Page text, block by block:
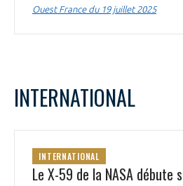
Ouest France du 19 juillet 2025
INTERNATIONAL
INTERNATIONAL
Le X-59 de la NASA débute